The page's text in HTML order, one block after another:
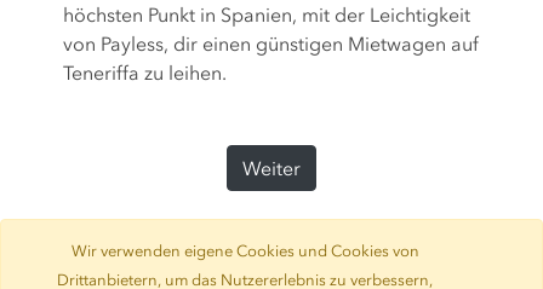
höchsten Punkt in Spanien, mit der Leichtigkeit
von Payless, dir einen günstigen Mietwagen auf
Teneriffa zu leihen.
Weiter
Wir verwenden eigene Cookies und Cookies von
Drittanbietern, um das Nutzererlebnis zu verbessern,